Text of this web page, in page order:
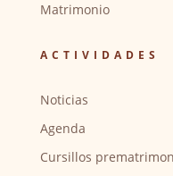
Matrimonio
ACTIVIDADES
Noticias
Agenda
Cursillos